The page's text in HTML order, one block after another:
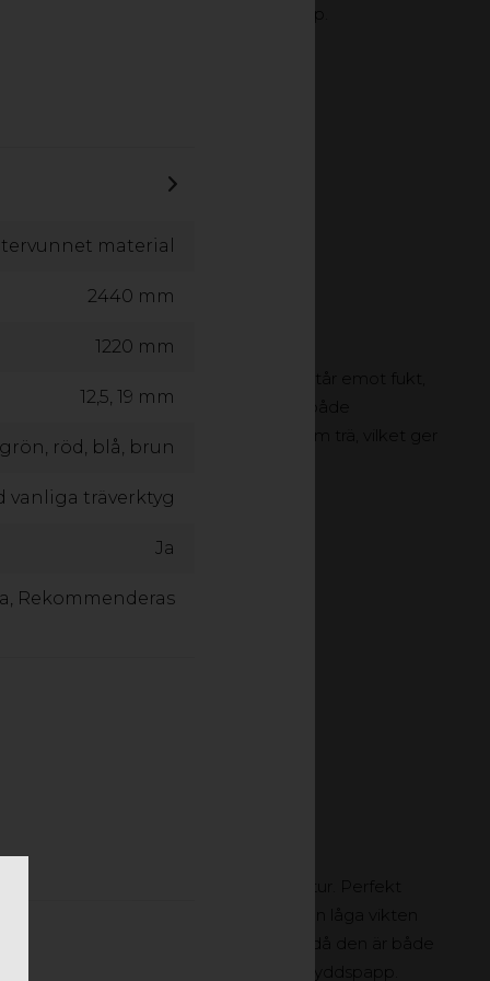
material
2440 mm
1220 mm
12,5, 19 mm
röd, blå, brun
vanliga träverktyg
Ja
Rekommenderas
miljöer med naturligt ljusgenomsläpp.
trä. Våra plankor, reglar och stolpar står emot fukt,
plastavfall utan PVC är de både
Neular kan bearbetas som trä, vilket ger
av polypropylen med kanalstruktur. Perfekt
målning och renovering. Den låga vikten
skador och främjar arbetsmiljön då den är både
tunga masonitskivor eller sladdrig skyddspapp.